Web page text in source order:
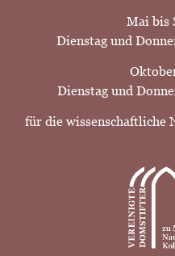
Mai bis
Dienstag und
Dienstag und
für die wissenschaftliche